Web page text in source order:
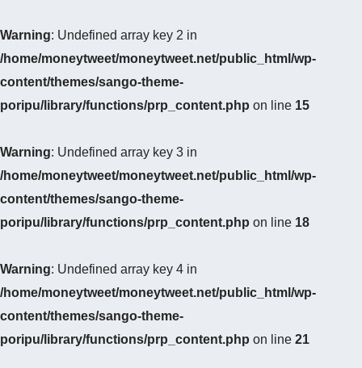
Warning: Undefined array key 2 in
/home/moneytweet/moneytweet.net/public_html/wp-
content/themes/sango-theme-
poripu/library/functions/prp_content.php on line 15
Warning: Undefined array key 3 in
/home/moneytweet/moneytweet.net/public_html/wp-
content/themes/sango-theme-
poripu/library/functions/prp_content.php on line 18
Warning: Undefined array key 4 in
/home/moneytweet/moneytweet.net/public_html/wp-
content/themes/sango-theme-
poripu/library/functions/prp_content.php on line 21